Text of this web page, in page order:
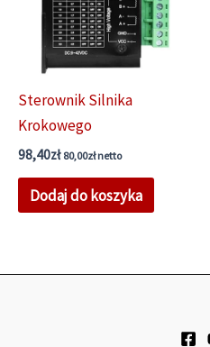
Sterownik Silnika
Krokowego
98,40zł 80,00złnetto
Dodaj do koszyka